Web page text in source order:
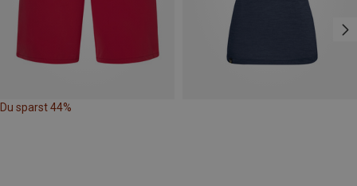
Du sparst 44%